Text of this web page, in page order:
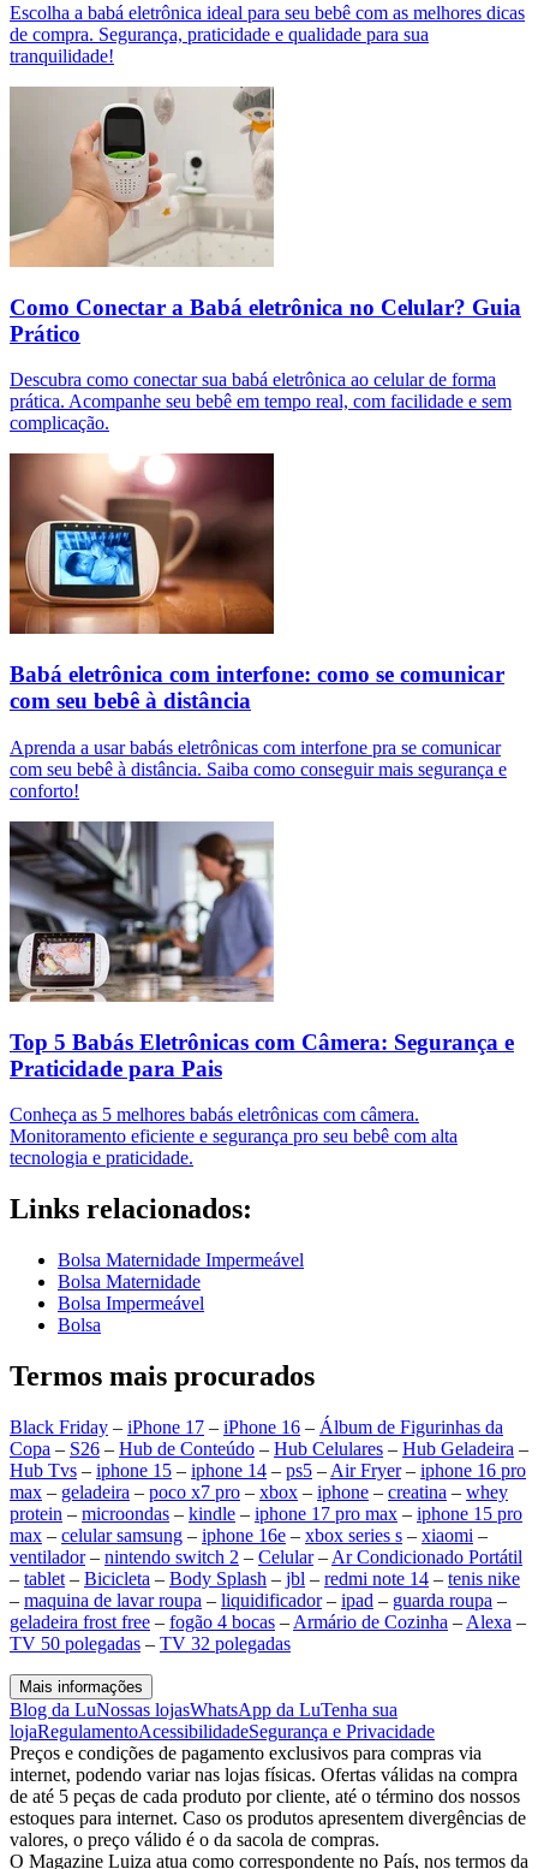
Escolha a babá eletrônica ideal para seu bebê com as melhores dicas
de compra. Segurança, praticidade e qualidade para sua
tranquilidade!
Como Conectar a Babá eletrônica no Celular? Guia
Prático
Descubra como conectar sua babá eletrônica ao celular de forma
prática. Acompanhe seu bebê em tempo real, com facilidade e sem
complicação.
Babá eletrônica com interfone: como se comunicar
com seu bebê à distância
Aprenda a usar babás eletrônicas com interfone pra se comunicar
com seu bebê à distância. Saiba como conseguir mais segurança e
conforto!
Top 5 Babás Eletrônicas com Câmera: Segurança e
Praticidade para Pais
Conheça as 5 melhores babás eletrônicas com câmera.
Monitoramento eficiente e segurança pro seu bebê com alta
tecnologia e praticidade.
Links relacionados:
Bolsa Maternidade Impermeável
Bolsa Maternidade
Bolsa Impermeável
Bolsa
Termos mais procurados
Black Friday – iPhone 17 – iPhone 16 – Álbum de Figurinhas da
Copa – S26 – Hub de Conteúdo – Hub Celulares – Hub Geladeira –
Hub Tvs – iphone 15 – iphone 14 – ps5 – Air Fryer– iphone 16 pro
max – geladeira – poco x7 pro – xbox – iphone – creatina – whey
protein – microondas – kindle – iphone 17 pro max – iphone 15 pro
max – celular samsung – iphone 16e – xbox series s – xiaomi –
ventilador– nintendo switch 2 – Celular– Ar Condicionado Portátil
– tablet – Bicicleta – Body Splash – jbl – redmi note 14 – tenis nike
– maquina de lavar roupa – liquidificador– ipad – guarda roupa –
geladeira frost free – fogão 4 bocas – Armário de Cozinha – Alexa –
TV 50 polegadas – TV 32 polegadas
Mais informações
Blog da LuNossas lojasWhatsApp da LuTenha sua
lojaRegulamentoAcessibilidadeSegurança e Privacidade
Preços e condições de pagamento exclusivos para compras via
internet, podendo variar nas lojas físicas. Ofertas válidas na compra
de até 5 peças de cada produto por cliente, até o término dos nossos
estoques para internet. Caso os produtos apresentem divergências de
valores, o preço válido é o da sacola de compras.
O Magazine Luiza atua como correspondente no País, nos termos da